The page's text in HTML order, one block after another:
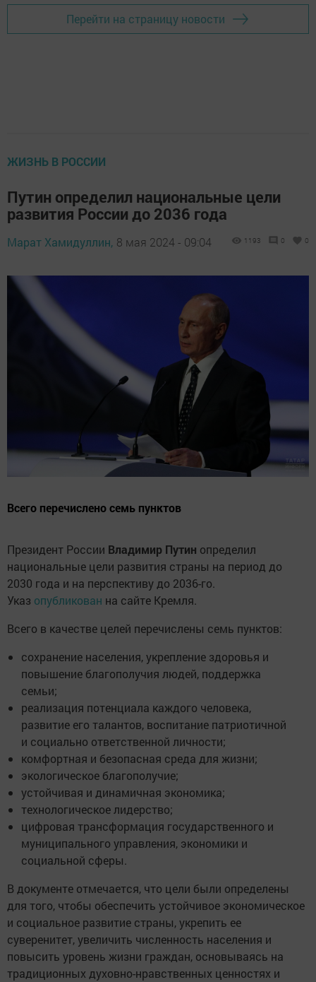
Перейти на страницу новости
ЖИЗНЬ В РОССИИ
Путин определил национальные цели
развития России до 2036 года
Марат Хамидуллин, 8 мая 2024 - 09:04 1193 0 0
Всего перечислено семь пунктов
Президент России Владимир Путин определил
национальные цели развития страны на период до
2030 года и на перспективу до 2036-го.
Указ опубликован на сайте Кремля.
Всего в качестве целей перечислены семь пунктов:
сохранение населения, укрепление здоровья и
повышение благополучия людей, поддержка
семьи;
реализация потенциала каждого человека,
развитие его талантов, воспитание патриотичной
и социально ответственной личности;
комфортная и безопасная среда для жизни;
экологическое благополучие;
устойчивая и динамичная экономика;
технологическое лидерство;
цифровая трансформация государственного и
муниципального управления, экономики и
социальной сферы.
В документе отмечается, что цели были определены
для того, чтобы обеспечить устойчивое экономическое
и социальное развитие страны, укрепить ее
суверенитет, увеличить численность населения и
повысить уровень жизни граждан, основываясь на
традиционных духовно-нравственных ценностях и